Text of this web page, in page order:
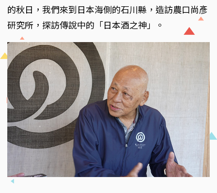
的秋日，我們來到日本海側的石川縣，造訪農口尚彥
研究所，探訪傳說中的「日本酒之神」。